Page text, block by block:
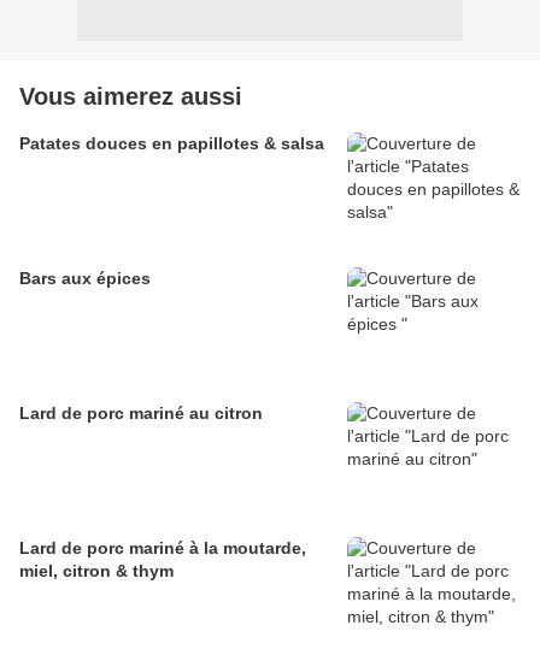
Vous aimerez aussi
Patates douces en papillotes & salsa
Bars aux épices
Lard de porc mariné au citron
Lard de porc mariné à la moutarde,
miel, citron & thym